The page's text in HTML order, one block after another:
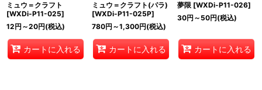
ミュウ＝クラフト
[WXDi-P11-025]
12円 ～20円(税込)
カートに入れる
ミュウ＝クラフト(パラ)
[WXDi-P11-025P]
780円 ～1,300円(税込)
カートに入れる
夢限 [WXDi-P11-026]
30円 ～50円(税込)
カートに入れる